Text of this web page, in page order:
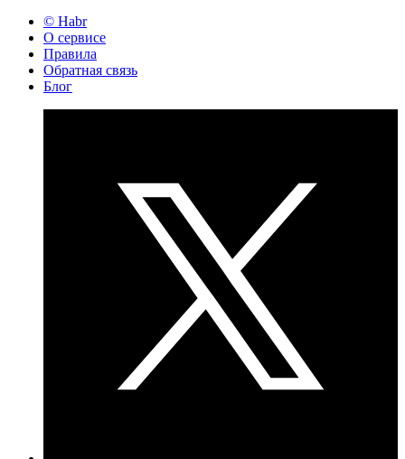
© Habr
О сервисе
Правила
Обратная связь
Блог